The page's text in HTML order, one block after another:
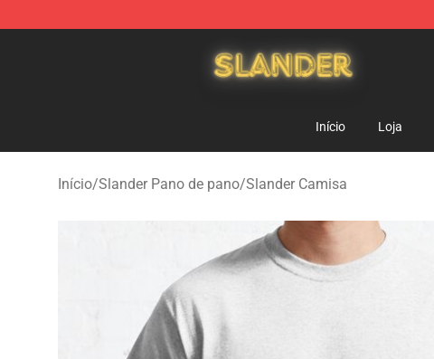
Início Loja
Início/Slander Pano de pano/Slander Camisa